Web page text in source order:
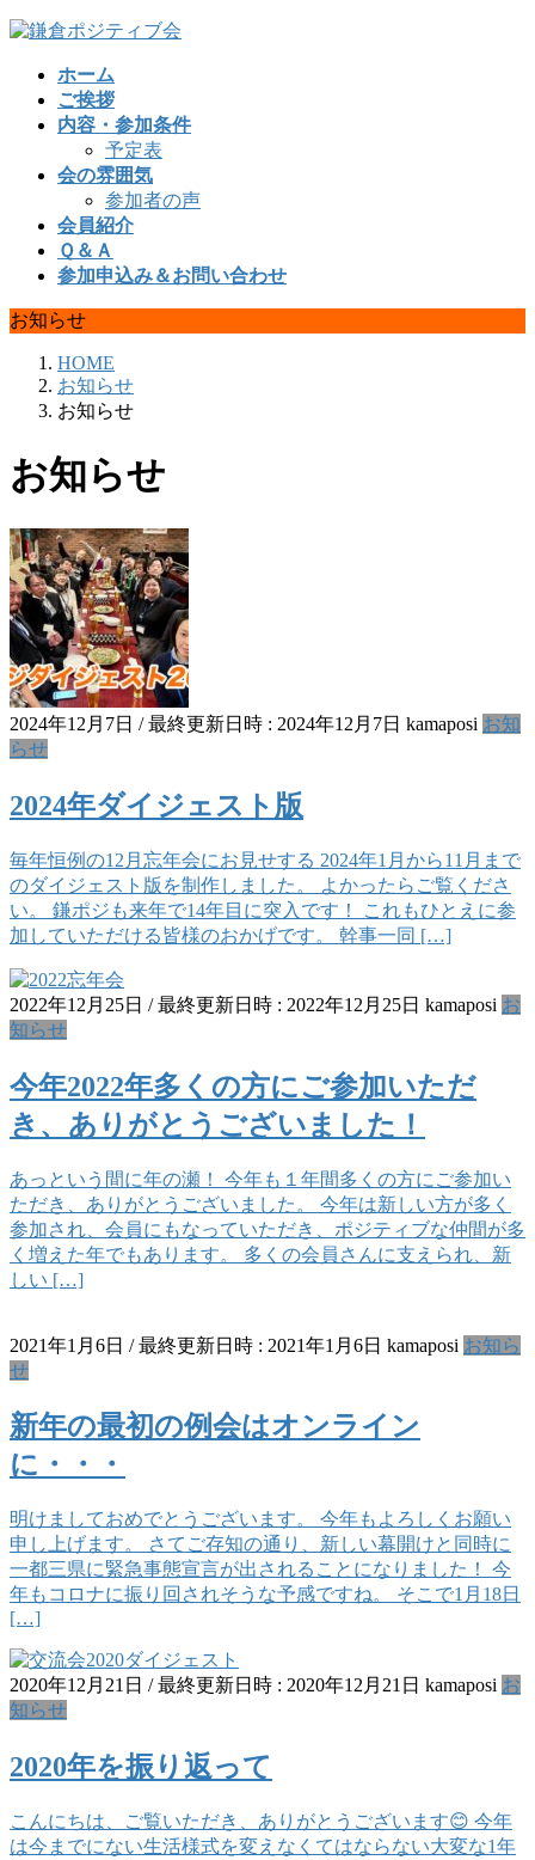
コ
ナ
ホーム
ご挨拶
内容・参加条件
予定表
会の雰囲気
参加者の声
会員紹介
Ｑ＆Ａ
参加申込み＆お問い合わせ
お知らせ
HOME
お知らせ
お知らせ
お知らせ
2024年12月7日 / 最終更新日時 : 2024年12月7日 kamaposi お知
らせ
2024年ダイジェスト版
毎年恒例の12月忘年会にお見せする 2024年1月から11月まで
のダイジェスト版を制作しました。 よかったらご覧くださ
い。 鎌ポジも来年で14年目に突入です！ これもひとえに参
加していただける皆様のおかげです。 幹事一同 […]
2022年12月25日 / 最終更新日時 : 2022年12月25日 kamaposi お
知らせ
今年2022年多くの方にご参加いただ
き、ありがとうございました！
あっという間に年の瀬！ 今年も１年間多くの方にご参加い
ただき、ありがとうございました。 今年は新しい方が多く
参加され、会員にもなっていただき、ポジティブな仲間が多
く増えた年でもあります。 多くの会員さんに支えられ、新
しい […]
2021年1月6日 / 最終更新日時 : 2021年1月6日 kamaposi お知ら
せ
新年の最初の例会はオンライン
に・・・
明けましておめでとうございます。 今年もよろしくお願い
申し上げます。 さてご存知の通り、新しい幕開けと同時に
一都三県に緊急事態宣言が出されることになりました！ 今
年もコロナに振り回されそうな予感ですね。 そこで1月18日
[…]
2020年12月21日 / 最終更新日時 : 2020年12月21日 kamaposi お
知らせ
2020年を振り返って
こんにちは、ご覧いただき、ありがとうございます😊 今年
は今までにない生活様式を変えなくてはならない大変な1年